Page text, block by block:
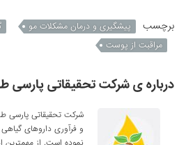
برچسب پیشگیری و درمان مشکلات مو
مراقبت از پوست
درباره ی شرکت تحقیقاتی پارسی
و فرآوری داروهای